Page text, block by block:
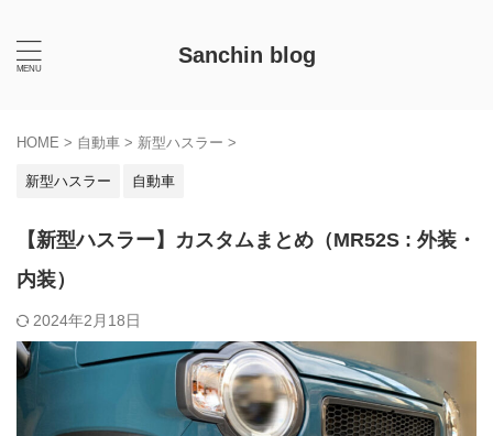
Sanchin blog
HOME > 自動車 > 新型ハスラー >
新型ハスラー 自動車
【新型ハスラー】カスタムまとめ（MR52S : 外装・
内装）
2024年2月18日